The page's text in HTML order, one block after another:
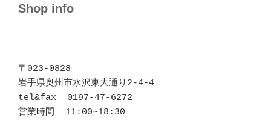
Shop info
〒023-0828
岩手県奥州市水沢東大通り2-4-4
tel&fax  0197-47-6272
営業時間  11:00~18:30